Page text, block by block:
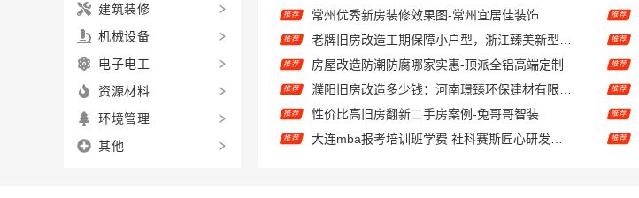
推荐
推荐 房屋改造防潮防腐哪家实惠-顶派全铝高端定制
推荐 濮阳旧房改造多少钱：河南璟臻环保建材有限公司高性价比
推荐 性价比高旧房翻新二手房案例-兔哥哥智装
推荐
推荐 海南万赢饰家同城家装免费勘测服务
推荐
推荐
推荐
推荐
推荐
推荐
建筑装修
机械设备
电子电工
资源材料
环境管理
其他